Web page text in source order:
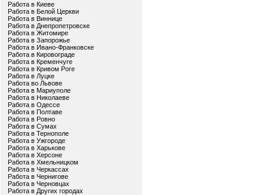
Работа в Киеве
Работа в Белой Церкви
Работа в Виннице
Работа в Днепропетровске
Работа в Житомире
Работа в Запорожье
Работа в Ивано-Франковске
Работа в Кировограде
Работа в Кременчуге
Работа в Кривом Роге
Работа в Луцке
Работа во Львове
Работа в Мариуполе
Работа в Николаеве
Работа в Одессе
Работа в Полтаве
Работа в Ровно
Работа в Сумах
Работа в Тернополе
Работа в Ужгороде
Работа в Харькове
Работа в Херсоне
Работа в Хмельницком
Работа в Черкассах
Работа в Чернигове
Работа в Черновцах
Работа в Других городах